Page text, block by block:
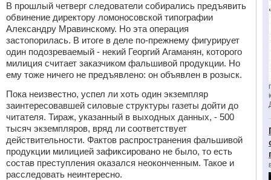
В прошлый четверг следователи собирались предъявить
обвинение директору ломоносовской типографии
Александру Мравинскому. Но эта операция
застопорилась. В итоге в деле по-прежнему фигурирует
один подозреваемый - некий Георгий Агаманян, которого
милиция считает заказчиком фальшивой продукции. Но
ему тоже ничего не предъявлено: он объявлен в розыск.
Пока неизвестно, успел ли хоть один экземпляр
заинтересовавшей силовые структуры газеты дойти до
читателя. Тираж, указанный в выходных данных, - 500
тысяч экземпляров, вряд ли соответствует
действительности. Фактов распространения фальшивой
продукции милицией зафиксировано не было, то есть
состав преступления оказался неоконченным. Такое и
расследовать неинтересно.